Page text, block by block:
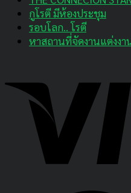
กูโรตี มีห้องประชุม
รอบโลก.. โรตี
หาสถานที่จัดงานแต่งงา